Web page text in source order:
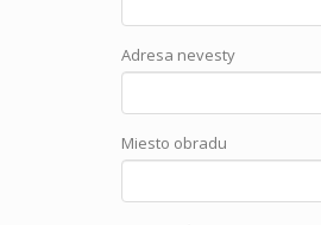
Adresa nevesty
Miesto obradu